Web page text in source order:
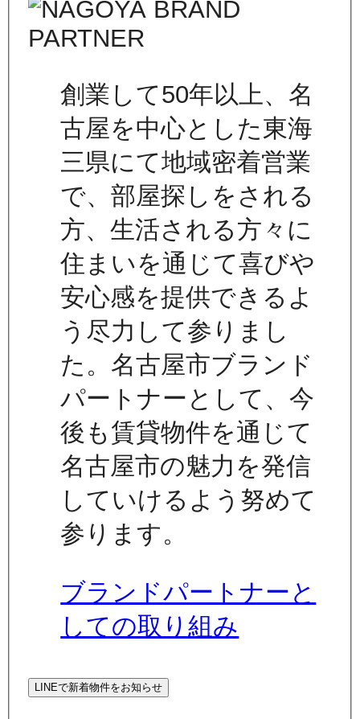
創業して50年以上、名
古屋を中心とした東海
三県にて地域密着営業
で、部屋探しをされる
方、生活される方々に
住まいを通じて喜びや
安心感を提供できるよ
う尽力して参りまし
た。名古屋市ブランド
パートナーとして、今
後も賃貸物件を通じて
名古屋市の魅力を発信
していけるよう努めて
参ります。
ブランドパートナーと
しての取り組み
LINEで新着物件をお知らせ